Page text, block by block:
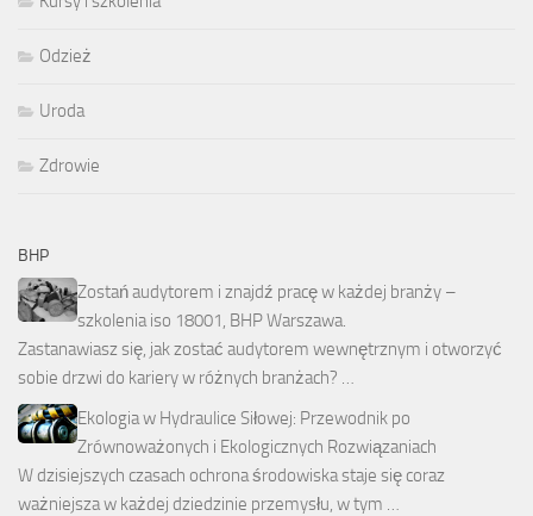
Odzież
Uroda
Zdrowie
BHP
Zostań audytorem i znajdź pracę w każdej branży –
szkolenia iso 18001, BHP Warszawa.
Zastanawiasz się, jak zostać audytorem wewnętrznym i otworzyć
sobie drzwi do kariery w różnych branżach? …
Ekologia w Hydraulice Siłowej: Przewodnik po
Zrównoważonych i Ekologicznych Rozwiązaniach
W dzisiejszych czasach ochrona środowiska staje się coraz
ważniejsza w każdej dziedzinie przemysłu, w tym …